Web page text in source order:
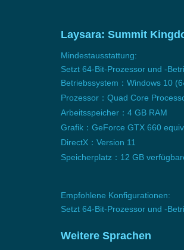
Laysara: Summit
Mindestausstattung:
Setzt 64-Bit-Prozessor und -
Betriebssystem：Windows 10
Prozessor：Quad Core
Arbeitsspeicher：4 GB RAM
Grafik：GeForce GTX 660
DirectX：Version 11
Speicherplatz：12 GB
Empfohlene Konfigurationen:
Setzt 64-Bit-Prozessor und -
Weitere Sprachen